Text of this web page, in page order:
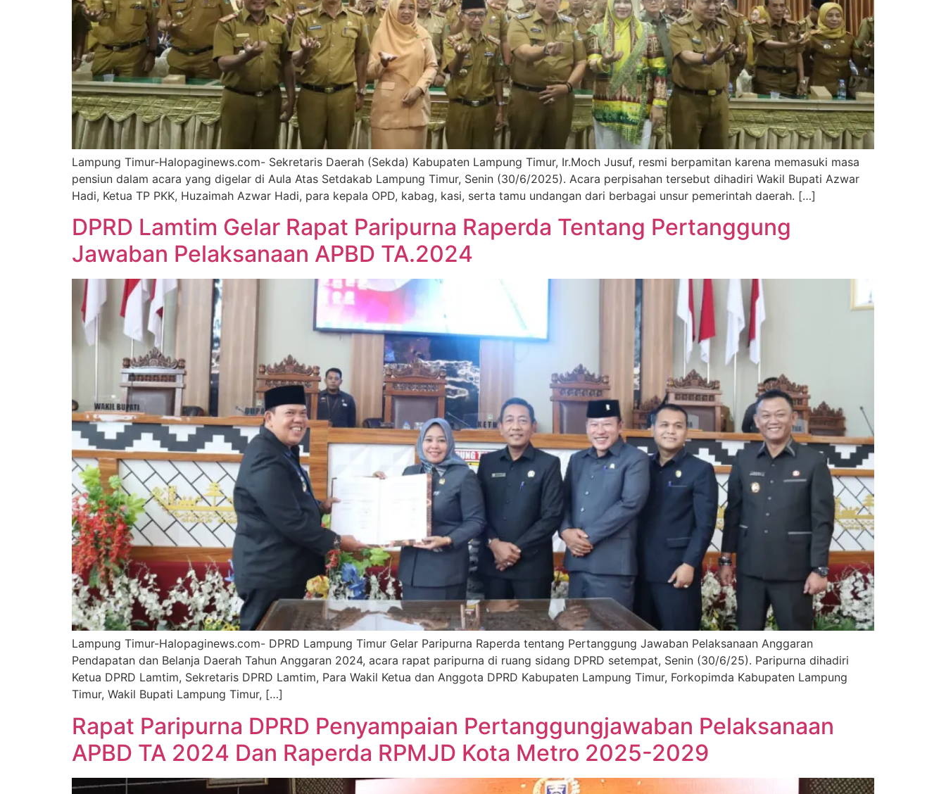
Lampung Timur-Halopaginews.com- Sekretaris Daerah (Sekda) Kabupaten Lampung Timur, Ir.Moch Jusuf, resmi berpamitan karena memasuki masa
pensiun dalam acara yang digelar di Aula Atas Setdakab Lampung Timur, Senin (30/6/2025). Acara perpisahan tersebut dihadiri Wakil Bupati Azwar
Hadi, Ketua TP PKK, Huzaimah Azwar Hadi, para kepala OPD, kabag, kasi, serta tamu undangan dari berbagai unsur pemerintah daerah. […]
DPRD Lamtim Gelar Rapat Paripurna Raperda Tentang Pertanggung
Jawaban Pelaksanaan APBD TA.2024
Lampung Timur-Halopaginews.com- DPRD Lampung Timur Gelar Paripurna Raperda tentang Pertanggung Jawaban Pelaksanaan Anggaran
Pendapatan dan Belanja Daerah Tahun Anggaran 2024, acara rapat paripurna di ruang sidang DPRD setempat, Senin (30/6/25). Paripurna dihadiri
Ketua DPRD Lamtim, Sekretaris DPRD Lamtim, Para Wakil Ketua dan Anggota DPRD Kabupaten Lampung Timur, Forkopimda Kabupaten Lampung
Timur, Wakil Bupati Lampung Timur, […]
Rapat Paripurna DPRD Penyampaian Pertanggungjawaban Pelaksanaan
APBD TA 2024 Dan Raperda RPMJD Kota Metro 2025-2029